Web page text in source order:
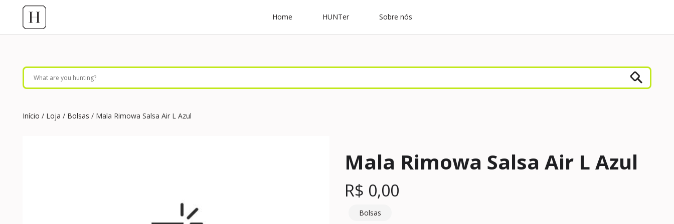
Home HUNTer Sobre nós
Início / Loja / Bolsas / Mala Rimowa Salsa Air L Azul
Mala Rimowa Salsa Air L Azul
R$ 0,00
Bolsas